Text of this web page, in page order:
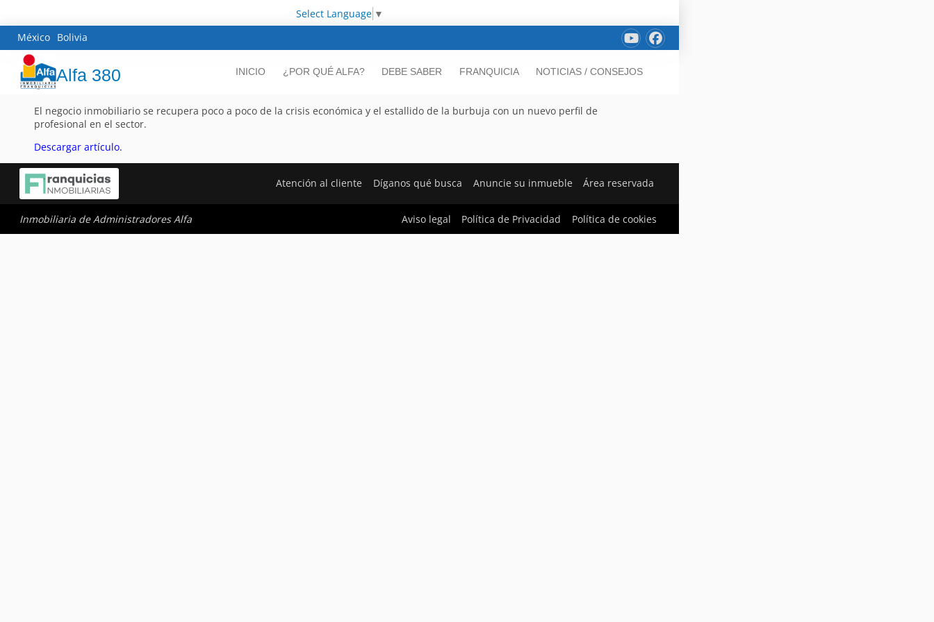
Select Language ▼
México Bolivia
Alfa 380 INICIO ¿POR QUÉ ALFA? DEBE SABER FRANQUICIA NOTICIAS / CONSEJOS
El negocio inmobiliario se recupera poco a poco de la crisis económica y el estallido de la burbuja con un nuevo perfil de
profesional en el sector.
Descargar artículo.
Atención al cliente Díganos qué busca Anuncie su inmueble Área reservada
Inmobiliaria de Administradores Alfa Aviso legal Política de Privacidad Política de cookies